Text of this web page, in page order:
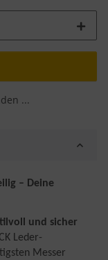
...
– Deine
und sicher
Leder-
Messer